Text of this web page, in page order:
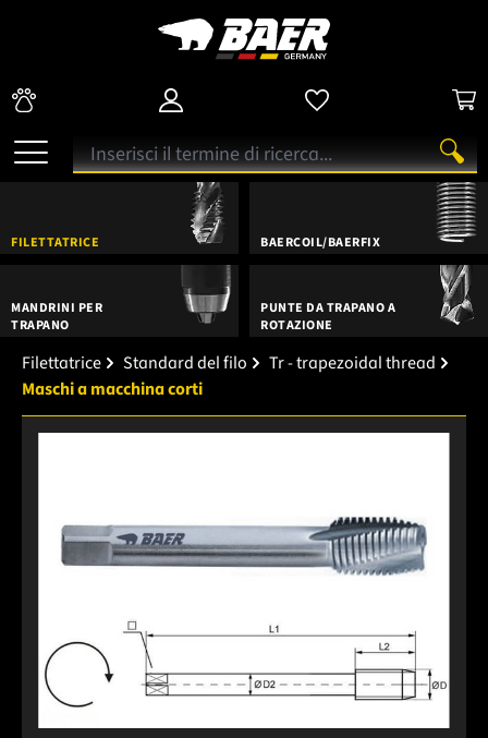
FILETTATRICE BAERCOIL/BAERFIX
MANDRINI PER
TRAPANO
PUNTE DA TRAPANO A
ROTAZIONE
Filettatrice Standard del filo
Tr - trapezoidal thread
Maschi a macchina corti